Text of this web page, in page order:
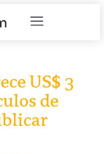
US$ 3
de